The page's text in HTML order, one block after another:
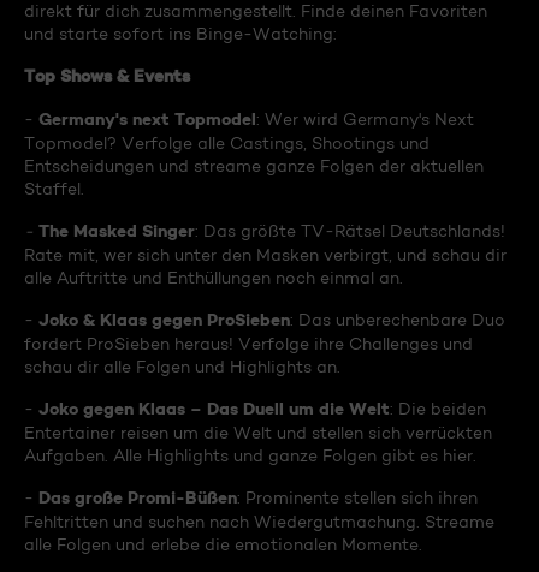
direkt für dich zusammengestellt. Finde deinen Favoriten
und starte sofort ins Binge-Watching:
Top Shows & Events
- Germany's next Topmodel: Wer wird Germany's Next
Topmodel? Verfolge alle Castings, Shootings und
Entscheidungen und streame ganze Folgen der aktuellen
Staffel.
- The Masked Singer: Das größte TV-Rätsel Deutschlands!
Rate mit, wer sich unter den Masken verbirgt, und schau dir
alle Auftritte und Enthüllungen noch einmal an.
- Joko & Klaas gegen ProSieben: Das unberechenbare Duo
fordert ProSieben heraus! Verfolge ihre Challenges und
schau dir alle Folgen und Highlights an.
- Joko gegen Klaas – Das Duell um die Welt: Die beiden
Entertainer reisen um die Welt und stellen sich verrückten
Aufgaben. Alle Highlights und ganze Folgen gibt es hier.
- Das große Promi-Büßen: Prominente stellen sich ihren
Fehltritten und suchen nach Wiedergutmachung. Streame
alle Folgen und erlebe die emotionalen Momente.